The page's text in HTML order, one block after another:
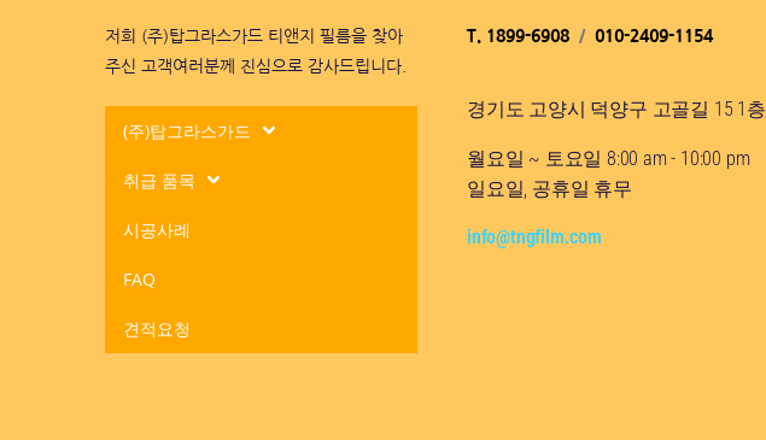
저희 (주)탑그라스가드 티앤지 필름을 찾아
주신 고객여러분께 진심으로 감사드립니다.
(주)탑그라스가드
취급 품목
시공사례
FAQ
견적요청
T. 1899-6908 / 010-2409-1154
경기도 고양시 덕양구 고골길 15 1층
월요일 ~ 토요일 8:00 am - 10:00 pm
일요일, 공휴일 휴무
info@tngfilm.com